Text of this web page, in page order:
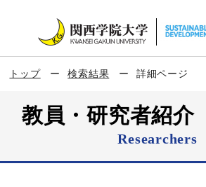
トップ 検索結果 詳細ページ
教員・研究者紹介
Researchers